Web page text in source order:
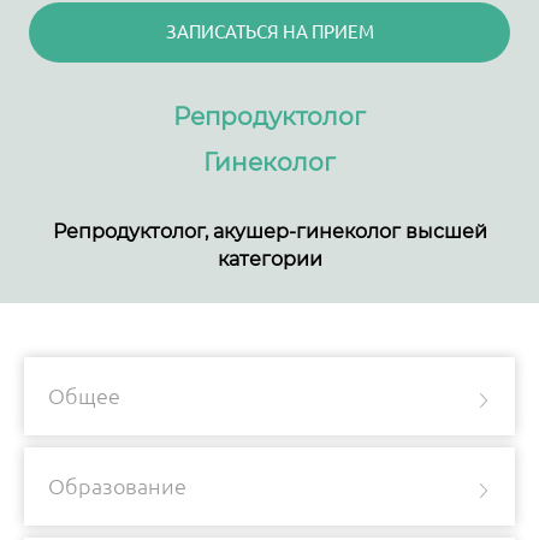
ЗАПИСАТЬСЯ НА ПРИЕМ
Репродуктолог
Гинеколог
Репродуктолог, акушер-гинеколог высшей
категории
Общее
Образование